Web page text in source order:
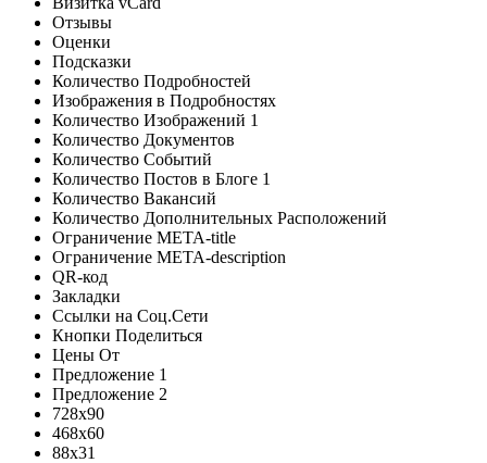
Отзывы
Оценки
Подсказки
Количество Подробностей
Изображения в Подробностях
Количество Изображений 1
Количество Документов
Количество Событий
Количество Постов в Блоге 1
Количество Вакансий
Количество Дополнительных Расположений
Ограничение META-title
Ограничение META-description
QR-код
Закладки
Ссылки на Соц.Сети
Кнопки Поделиться
Цены От
Предложение 1
Предложение 2
728х90
468x60
88x31